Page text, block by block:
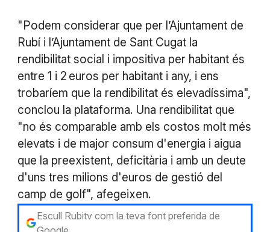
"Podem considerar que per l’Ajuntament de
Rubí i l’Ajuntament de Sant Cugat la
rendibilitat social i impositiva per habitant és
entre 1 i 2 euros per habitant i any, i ens
trobaríem que la rendibilitat és elevadíssima",
conclou la plataforma. Una rendibilitat que
"no és comparable amb els costos molt més
elevats i de major consum d'energia i aigua
que la preexistent, deficitària i amb un deute
d'uns tres milions d'euros de gestió del
camp de golf", afegeixen.
Escull Rubitv com la teva font preferida de